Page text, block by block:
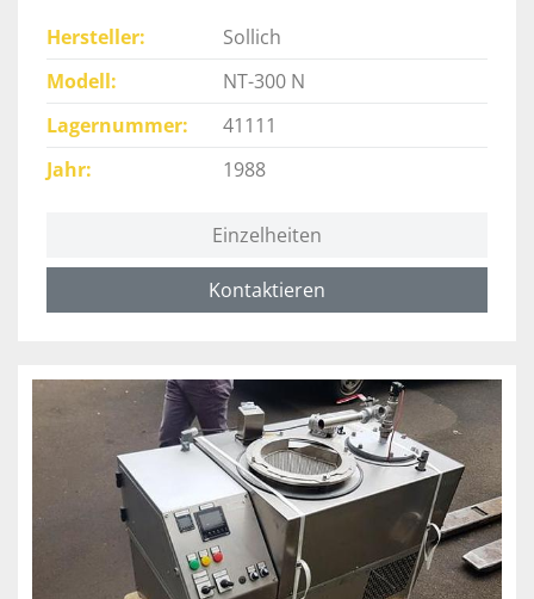
Hersteller
Sollich
Modell
NT-300 N
Lagernummer
41111
Jahr
1988
Einzelheiten
Kontaktieren